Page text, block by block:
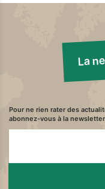
La
Pour ne rien rater des
abonnez-vous à la